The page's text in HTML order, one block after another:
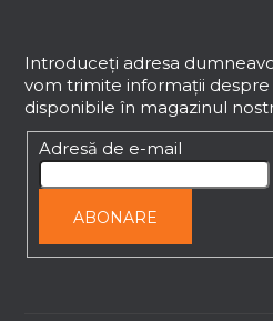
Introduceţi adresa
vom trimite informaţii
disponibile în magazinul
Adresă de e-mail
ABONARE